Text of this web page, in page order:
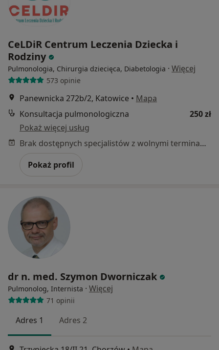
CeLDiR Centrum Leczenia Dziecka i
Rodziny
Pulmonologia, Chirurgia dziecięca, Diabetologia · Więcej
573 opinie
Panewnicka 272b/2, Katowice • Mapa
Konsultacja pulmonologiczna
250 zł
Pokaż więcej usług
Brak dostępnych specjalistów z wolnymi terminami w tym centrum medycznym.
Pokaż profil
dr n. med. Szymon Dworniczak
Pulmonolog, Internista · Więcej
71 opinii
Adres 1 Adres 2